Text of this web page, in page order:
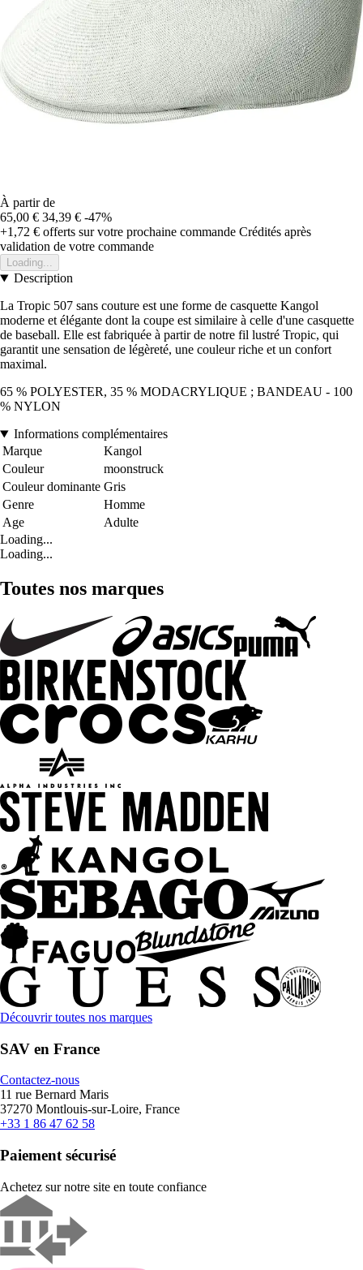
À partir de
65,00 € 34,39 € -47%
+1,72 € offerts sur votre prochaine commande Crédités après
validation de votre commande
Loading...
Description
La Tropic 507 sans couture est une forme de casquette Kangol
moderne et élégante dont la coupe est similaire à celle d'une casquette
de baseball. Elle est fabriquée à partir de notre fil lustré Tropic, qui
garantit une sensation de légèreté, une couleur riche et un confort
maximal.
65 % POLYESTER, 35 % MODACRYLIQUE ; BANDEAU - 100
% NYLON
Informations complémentaires
Marque
Kangol
Couleur
moonstruck
Couleur dominante Gris
Genre
Homme
Age
Adulte
Loading...
Loading...
Toutes nos marques
Découvrir toutes nos marques
SAV en France
Contactez-nous
11 rue Bernard Maris
37270 Montlouis-sur-Loire, France
+33 1 86 47 62 58
Paiement sécurisé
Achetez sur notre site en toute confiance